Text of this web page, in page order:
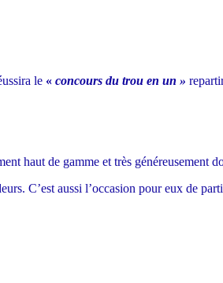
le « concours du trou en un »
haut de gamme et très généreusement
C’est aussi l’occasion pour eux de